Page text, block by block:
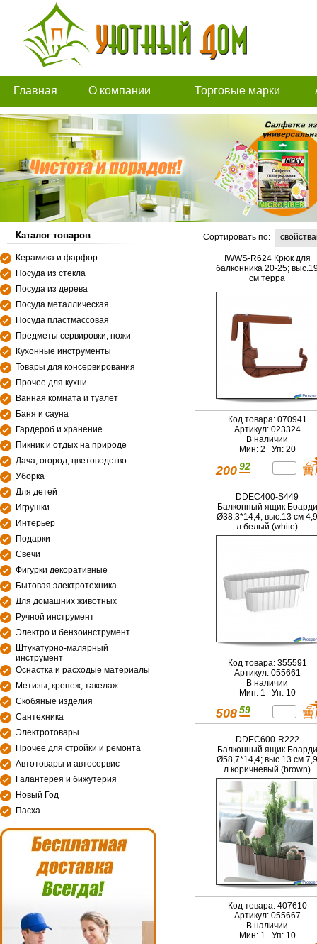
Главная О компании Торговые марки
Каталог товаров
Керамика и фарфор
Посуда из стекла
Посуда из дерева
Посуда металлическая
Посуда пластмассовая
Предметы сервировки, ножи
Кухонные инструменты
Товары для консервирования
Прочее для кухни
Ванная комната и туалет
Баня и сауна
Гардероб и хранение
Пикник и отдых на природе
Дача, огород, цветоводство
Уборка
Для детей
Игрушки
Интерьер
Подарки
Свечи
Фигурки декоративные
Бытовая электротехника
Для домашних животных
Ручной инструмент
Электро и бензоинструмент
Штукатурно-малярный
инструмент
Оснастка и расходые материалы
Метизы, крепеж, такелаж
Скобяные изделия
Сантехника
Электротовары
Прочее для стройки и ремонта
Автотовары и автосервис
Галантерея и бижутерия
Новый Год
Пасха
Сортировать по:
IWWS-R624 Крюк для
балконника 20-25;
см терра
Код товара: 070941
Артикул: 023324
В наличии
Мин: 2 Уп: 20
200 92
DDEC400-S449
Балконный ящик Боарди
Ø38,3*14,4; выс.13 см 4,9
л белый (white)
Код товара: 355591
Артикул: 055661
В наличии
Мин: 1 Уп: 10
508 59
DDEC600-R222
Балконный ящик Боарди
Ø58,7*14,4; выс.13 см 7,9
л коричневый (brown)
Код товара: 407610
Артикул: 055667
В наличии
Мин: 1 Уп: 10